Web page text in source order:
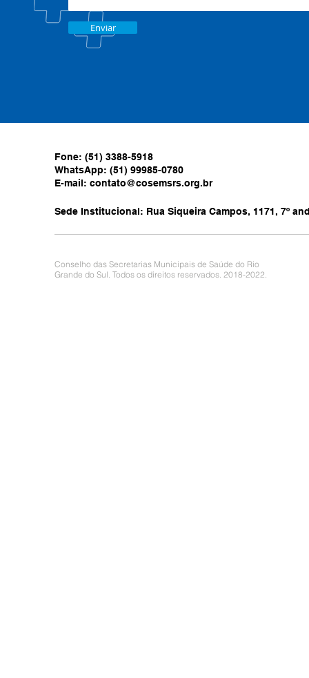
Enviar
Fone: (51) 3388-5918
WhatsApp: (51) 99985-0780
E-mail: contato@cosemsrs.org.br
Sede Institucional: Rua Siqueira Campos, 1171, 7º
Conselho das Secretarias Municipais de Saúde do Rio
Grande do Sul. Todos os direitos reservados. 2018-2022.